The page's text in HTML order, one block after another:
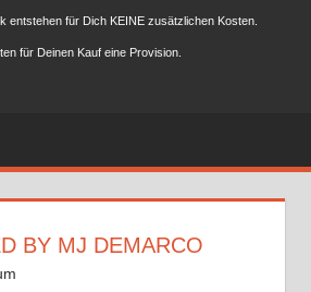
entstehen für Dich KEINE zusätzlichen Kosten.
für Deinen Kauf eine Provision.
BY MJ DEMARCO